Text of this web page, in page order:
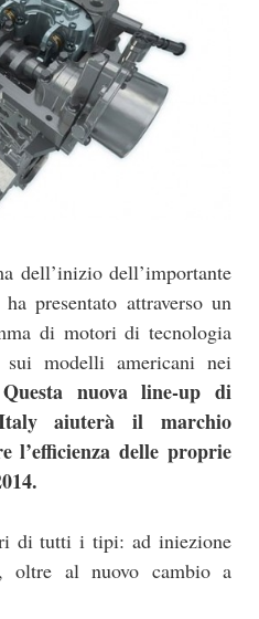
dell’inizio dell’importante
presentato attraverso un
di motori di tecnologia
sui modelli americani nei
Questa nuova line-up di
aiuterà il marchio
l’efficienza delle proprie
di tutti i tipi: ad iniezione
oltre al nuovo cambio a